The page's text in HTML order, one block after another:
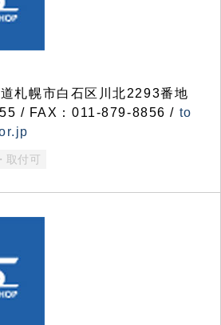
札幌市白石区川北2293番地
/ FAX：011-879-8856 / to
取付可